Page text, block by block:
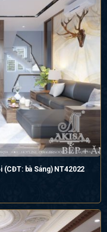
(CĐT: bà Sáng) NT42022